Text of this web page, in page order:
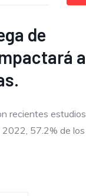
de
a
recientes estudios
2022, 57.2% de los